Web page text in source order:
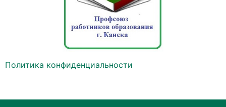
Политика конфиденциальности